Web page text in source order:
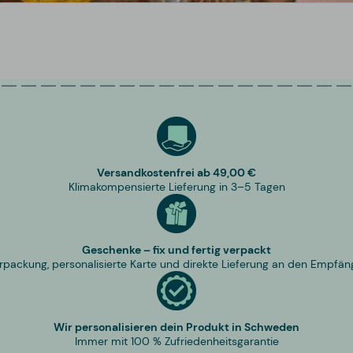
Versandkostenfrei ab 49,00 €
Klimakompensierte Lieferung in 3–5 Tagen
Geschenke – fix und fertig verpackt
personalisierte Karte und direkte Lieferung an den
Wir personalisieren dein Produkt in Schweden
Immer mit 100 % Zufriedenheitsgarantie